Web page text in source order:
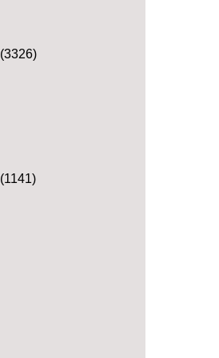
(3326)
(1141)